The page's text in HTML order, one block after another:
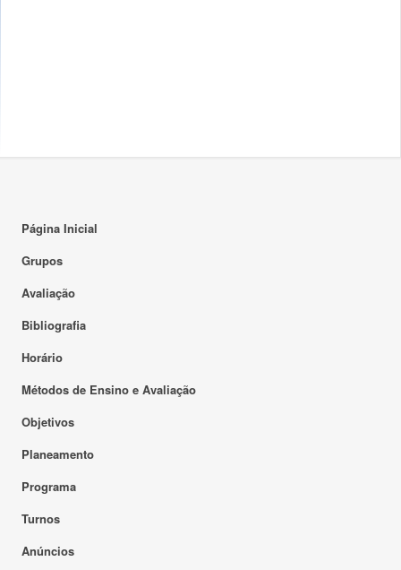
Página Inicial
Grupos
Avaliação
Bibliografia
Horário
Métodos de Ensino e Avaliação
Objetivos
Planeamento
Programa
Turnos
Anúncios